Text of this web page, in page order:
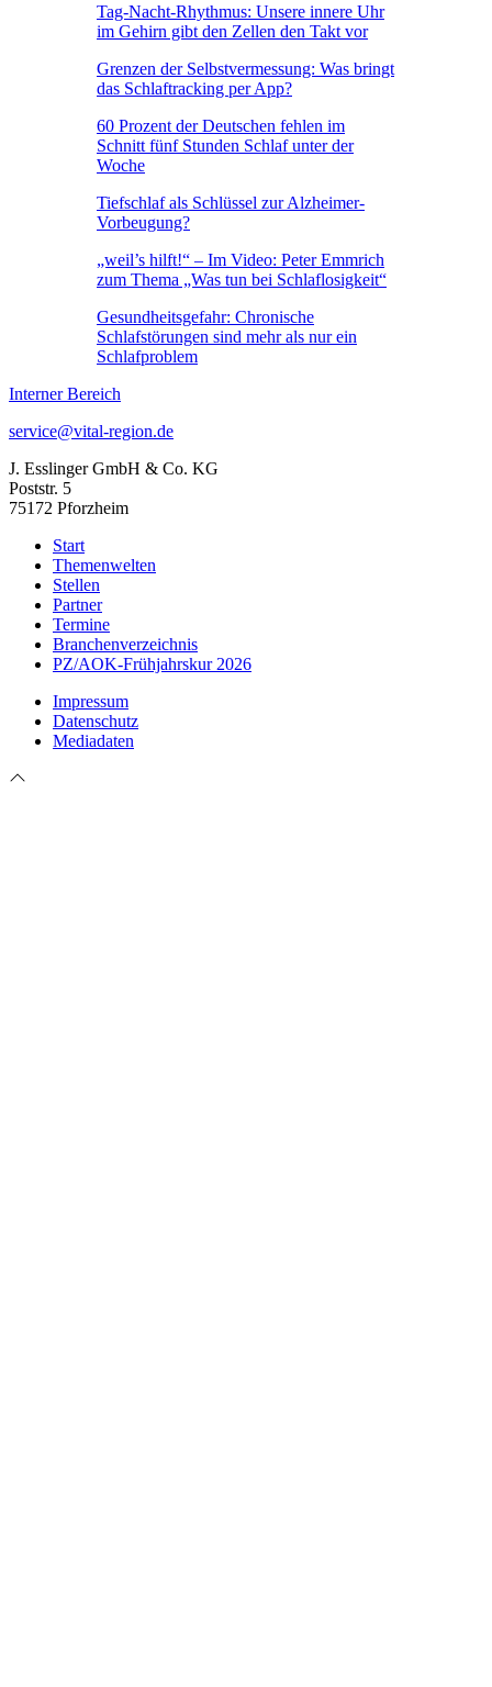
Tag-Nacht-Rhythmus: Unsere innere Uhr
im Gehirn gibt den Zellen den Takt vor
Grenzen der Selbstvermessung: Was bringt
das Schlaftracking per App?
60 Prozent der Deutschen fehlen im
Schnitt fünf Stunden Schlaf unter der
Woche
Tiefschlaf als Schlüssel zur Alzheimer-
Vorbeugung?
„weil’s hilft!“ – Im Video: Peter Emmrich
zum Thema „Was tun bei Schlaflosigkeit“
Gesundheitsgefahr: Chronische
Schlafstörungen sind mehr als nur ein
Schlafproblem
Interner Bereich
service@vital-region.de
J. Esslinger GmbH & Co. KG
Poststr. 5
75172 Pforzheim
Start
Themenwelten
Stellen
Partner
Termine
Branchenverzeichnis
PZ/AOK-Frühjahrskur 2026
Impressum
Datenschutz
Mediadaten